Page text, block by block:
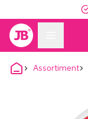
Assortiment